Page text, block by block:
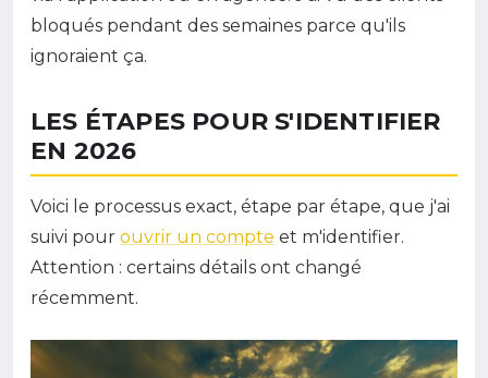
bloqués pendant des semaines parce qu'ils
ignoraient ça.
LES ÉTAPES POUR S'IDENTIFIER
EN 2026
Voici le processus exact, étape par étape, que j'ai
suivi pour ouvrir un compte et m'identifier.
Attention : certains détails ont changé
récemment.